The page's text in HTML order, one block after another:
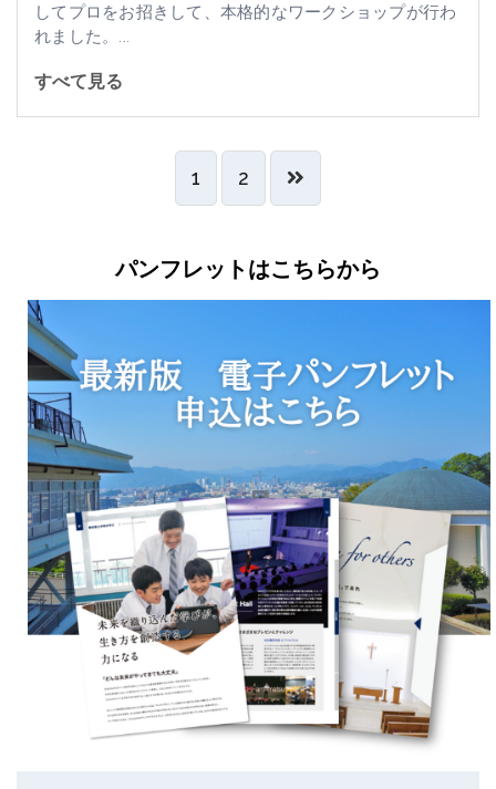
してプロをお招きして、本格的なワークショップが行わ
れました。...
すべて見る
1 2
パンフレットはこちらから